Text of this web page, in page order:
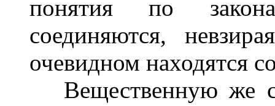
понятия по
соединяются,
очевидном находятся
Вещественную же